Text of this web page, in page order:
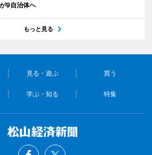
9自治体へ
もっと見る
見る・遊ぶ 買う
学ぶ・知る 特集